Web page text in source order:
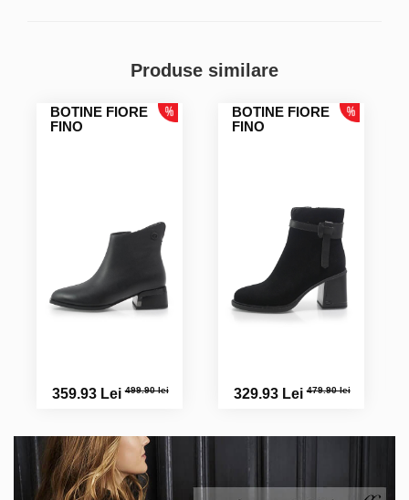
Produse similare
BOTINE FIORE
FINO
359.93 Lei499.90 lei
BOTINE FIORE
FINO
329.93 Lei479.90 lei